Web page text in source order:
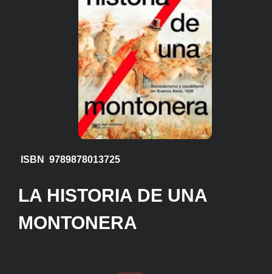
ISBN 9789878013725
LA HISTORIA DE UNA
MONTONERA